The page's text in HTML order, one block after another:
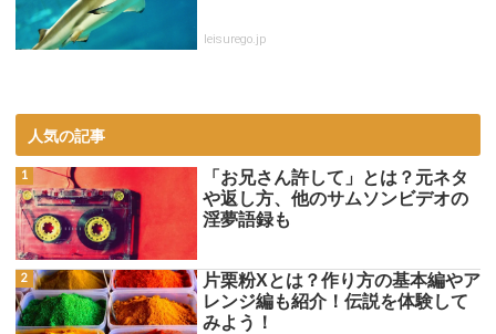
leisurego.jp
人気の記事
「お兄さん許して」とは？元ネタ
や返し方、他のサムソンビデオの
淫夢語録も
片栗粉Xとは？作り方の基本編やア
レンジ編も紹介！伝説を体験して
みよう！